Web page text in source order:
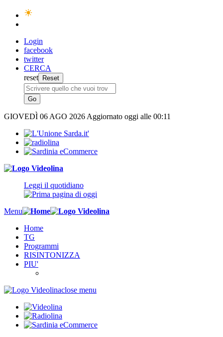
Login
facebook
twitter
CERCA
reset
GIOVEDÌ 06 AGO 2026 Aggiornato oggi alle 00:11
Leggi il quotidiano
Menu
Home
TG
Programmi
RISINTONIZZA
PIU'
close menu